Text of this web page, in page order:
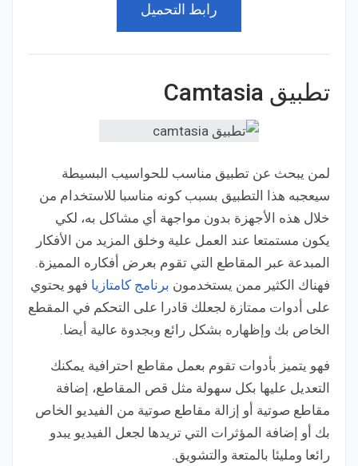
رابط التحميل
تطبيق Camtasia
لمن يبحث عن تطبيق مناسب للحواسيب البسيطة
سيعجبه هذا التطبيق بسبب كونه مناسبا للاستخدام من
خلال هذه الأجهزة بدون مواجهة أي مشاكل به، لكي
يكون مستمتعا عند العمل علية وخلق المزيد من الأفكار
المبدعة عبر المقاطع التي تقوم بعرض أفكاره المميزة.
فهناك الكثير ممن يستخدمون برنامج كامتازيا فهو يحتوي
على أدوات ممتازة لجعلك قادرا على التحكم في المقطع
الخاص بك وإظهاره بشكل رائع وبجدوة عالية أيضا.
فهو يتميز بأدوات تقوم بعمل مقاطع احترافية يمكنك
التعديل عليها بكل سهولة مثل قص المقاطع، إضافة
مقاطع صوتية أو إزالة مقاطع صوتية من الفيديو الخاص
بك أو إضافة المؤثرات التي تريدها لجعل الفيديو يبدو
رائعا ومليئا بالمتعة والتشويق.